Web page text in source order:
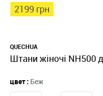
2199 грн
QUECHUA
Штани жіночі
цвет : Беж